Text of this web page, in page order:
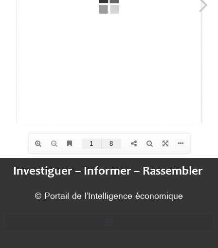
Investiguer – Informer – Rassembler
© Portail de l’Intelligence économique